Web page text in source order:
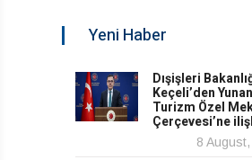
Yeni Haber
Dışişleri
Keçeli’den
Turizm Özel
Çerçevesi’ne
8